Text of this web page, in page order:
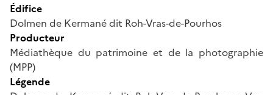
Édifice
Dolmen de Kermané dit Roh-Vras-de-Pourhos
Producteur
Médiathèque du patrimoine et de la photographie
(MPP)
Légende